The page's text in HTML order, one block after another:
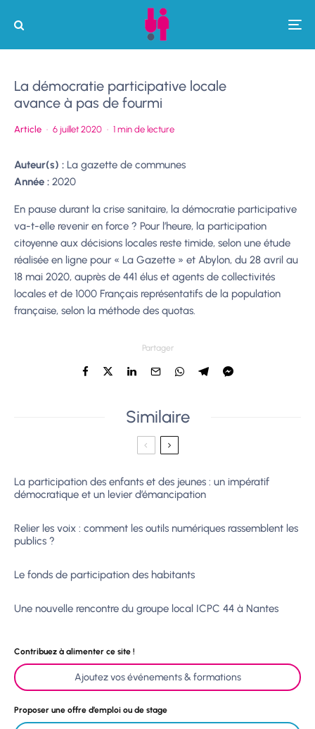
La démocratie participative locale
avance à pas de fourmi
Article · 6 juillet 2020 · 1 min de lecture
Auteur(s) : La gazette de communes
Année : 2020
En pause durant la crise sanitaire, la démocratie participative
va-t-elle revenir en force ? Pour l’heure, la participation
citoyenne aux décisions locales reste timide, selon une étude
réalisée en ligne pour « La Gazette » et Abylon, du 28 avril au
18 mai 2020, auprès de 441 élus et agents de collectivités
locales et de 1000 Français représentatifs de la population
française, selon la méthode des quotas.
Partager
Similaire
La participation des enfants et des jeunes : un impératif
démocratique et un levier d’émancipation
Relier les voix : comment les outils numériques rassemblent les
publics ?
Le fonds de participation des habitants
Une nouvelle rencontre du groupe local ICPC 44 à Nantes
Contribuez à alimenter ce site !
Ajoutez vos événements & formations
Proposer une offre d’emploi ou de stage